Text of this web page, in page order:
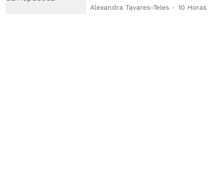
Alexandra Tavares-Teles 10 Horas